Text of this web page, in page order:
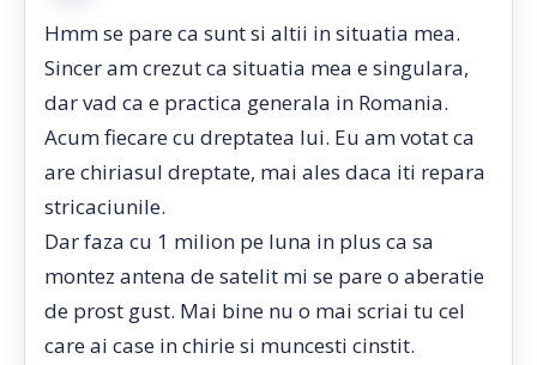
Hmm se pare ca sunt si altii in situatia mea.
Sincer am crezut ca situatia mea e singulara,
dar vad ca e practica generala in Romania.
Acum fiecare cu dreptatea lui. Eu am votat ca
are chiriasul dreptate, mai ales daca iti repara
stricaciunile.
Dar faza cu 1 milion pe luna in plus ca sa
montez antena de satelit mi se pare o aberatie
de prost gust. Mai bine nu o mai scriai tu cel
care ai case in chirie si muncesti cinstit.